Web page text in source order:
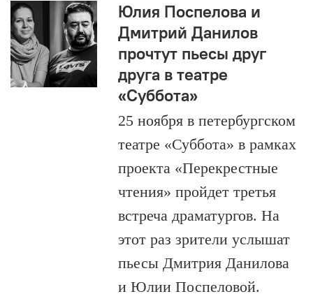
Юлия Поспелова и
Дмитрий Данилов
прочтут пьесы друг
друга в театре
«Суббота»
25 ноября в петербургском
театре «Суббота» в рамках
проекта «Перекрестные
чтения» пройдет третья
встреча драматургов. На
этот раз зрители услышат
пьесы Дмитрия Данилова
и Юлии Поспеловой.